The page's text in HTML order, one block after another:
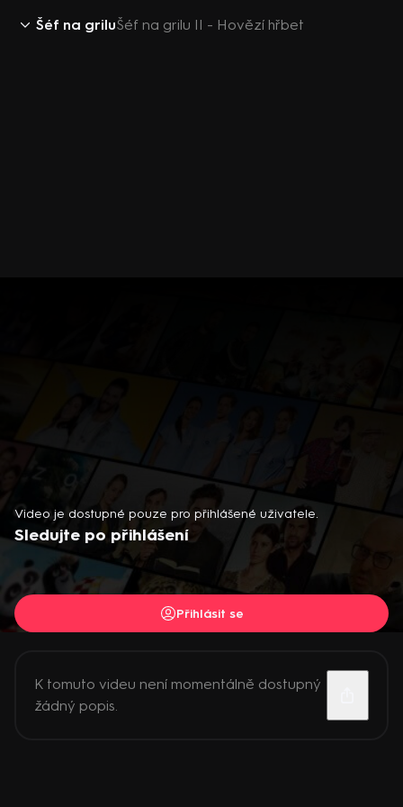
Šéf na griluŠéf na grilu II - Hovězí hřbet
Video je dostupné pouze pro přihlášené uživatele.
Sledujte po přihlášení
Přihlásit se
K tomuto videu není momentálně dostupný
žádný popis.